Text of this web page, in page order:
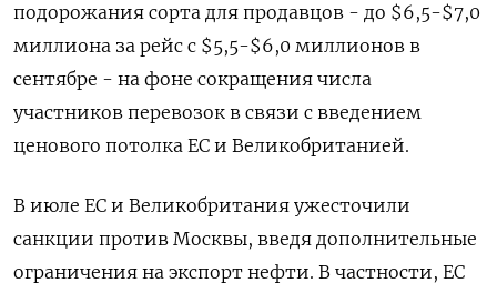
подорожания сорта для продавцов - до $6,5-$7,0
миллиона за рейс с $5,5-$6,0 миллионов в
сентябре - на фоне сокращения числа
участников перевозок в связи с введением
ценового потолка ЕС и Великобританией.
В июле ЕС и Великобритания ужесточили
санкции против Москвы, введя дополнительные
ограничения на экспорт нефти. В частности, ЕС